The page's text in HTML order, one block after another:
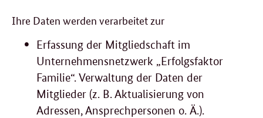
Ihre Daten werden verarbeitet zur
Erfassung der Mitgliedschaft im
Unternehmensnetzwerk „Erfolgsfaktor
Familie“. Verwaltung der Daten der
Mitglieder (z. B. Aktualisierung von
Adressen, Ansprechpersonen o. Ä.).